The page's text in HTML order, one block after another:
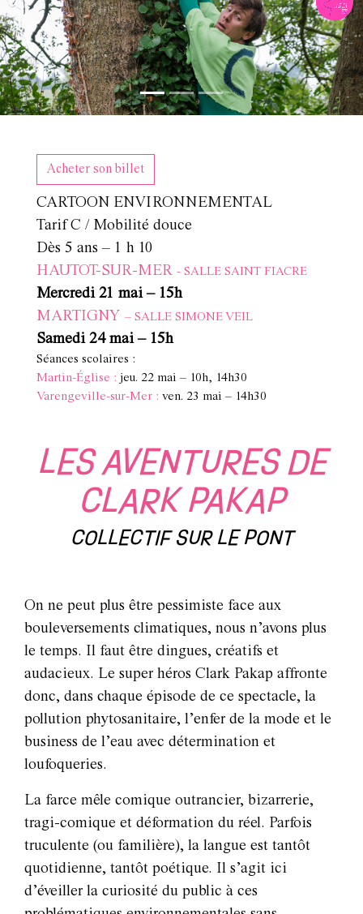
Previous Next
Acheter son billet
CARTOON ENVIRONNEMENTAL
Tarif C / Mobilité douce
Dès 5 ans – 1 h 10
HAUTOT-SUR-MER - SALLE SAINT FIACRE
Mercredi 21 mai – 15h
MARTIGNY – SALLE SIMONE VEIL
Samedi 24 mai – 15h
Séances scolaires :
Martin-Église : jeu. 22 mai – 10h, 14h30
Varengeville-sur-Mer : ven. 23 mai – 14h30
LES AVENTURES DE
CLARK PAKAP
COLLECTIF SUR LE PONT
On ne peut plus être pessimiste face aux
bouleversements climatiques, nous n’avons plus
le temps. Il faut être dingues, créatifs et
audacieux. Le super héros Clark Pakap affronte
donc, dans chaque épisode de ce spectacle, la
pollution phytosanitaire, l’enfer de la mode et le
business de l’eau avec détermination et
loufoqueries.
La farce mêle comique outrancier, bizarrerie,
tragi-comique et déformation du réel. Parfois
truculente (ou familière), la langue est tantôt
quotidienne, tantôt poétique. Il s’agit ici
d’éveiller la curiosité du public à ces